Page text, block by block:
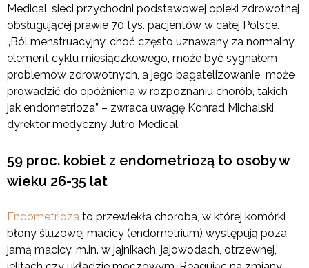
Medical, sieci przychodni podstawowej opieki zdrowotnej
obsługującej prawie 70 tys. pacjentów w całej Polsce.
„Ból menstruacyjny, choć często uznawany za normalny
element cyklu miesiączkowego, może być sygnałem
problemów zdrowotnych, a jego bagatelizowanie może
prowadzić do opóźnienia w rozpoznaniu chorób, takich
jak endometrioza” – zwraca uwagę Konrad Michalski,
dyrektor medyczny Jutro Medical.
59 proc. kobiet z endometriozą to osoby w
wieku 26-35 lat
Endometrioza to przewlekła choroba, w której komórki
błony śluzowej macicy (endometrium) występują poza
jamą macicy, m.in. w jajnikach, jajowodach, otrzewnej,